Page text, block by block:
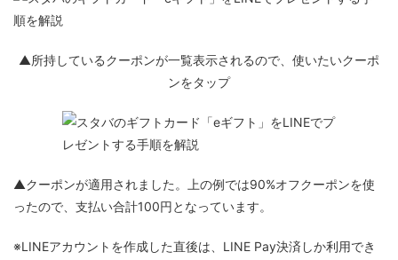
▲所持しているクーポンが一覧表示されるので、使いたいクーポ
ンをタップ
▲クーポンが適用されました。上の例では90%オフクーポンを使
ったので、支払い合計100円となっています。
※LINEアカウントを作成した直後は、LINE Pay決済しか利用でき